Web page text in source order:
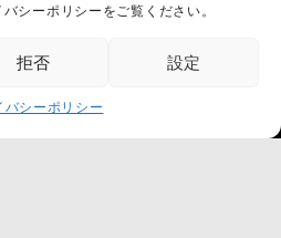
シーポリシーをご覧ください。
拒否 設定
バシーポリシー